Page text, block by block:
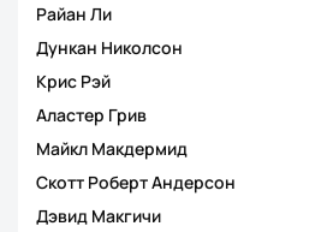
Райан Ли
Дункан Николсон
Крис Рэй
Аластер Грив
Майкл Макдермид
Скотт Роберт Андерсон
Дэвид Макгичи